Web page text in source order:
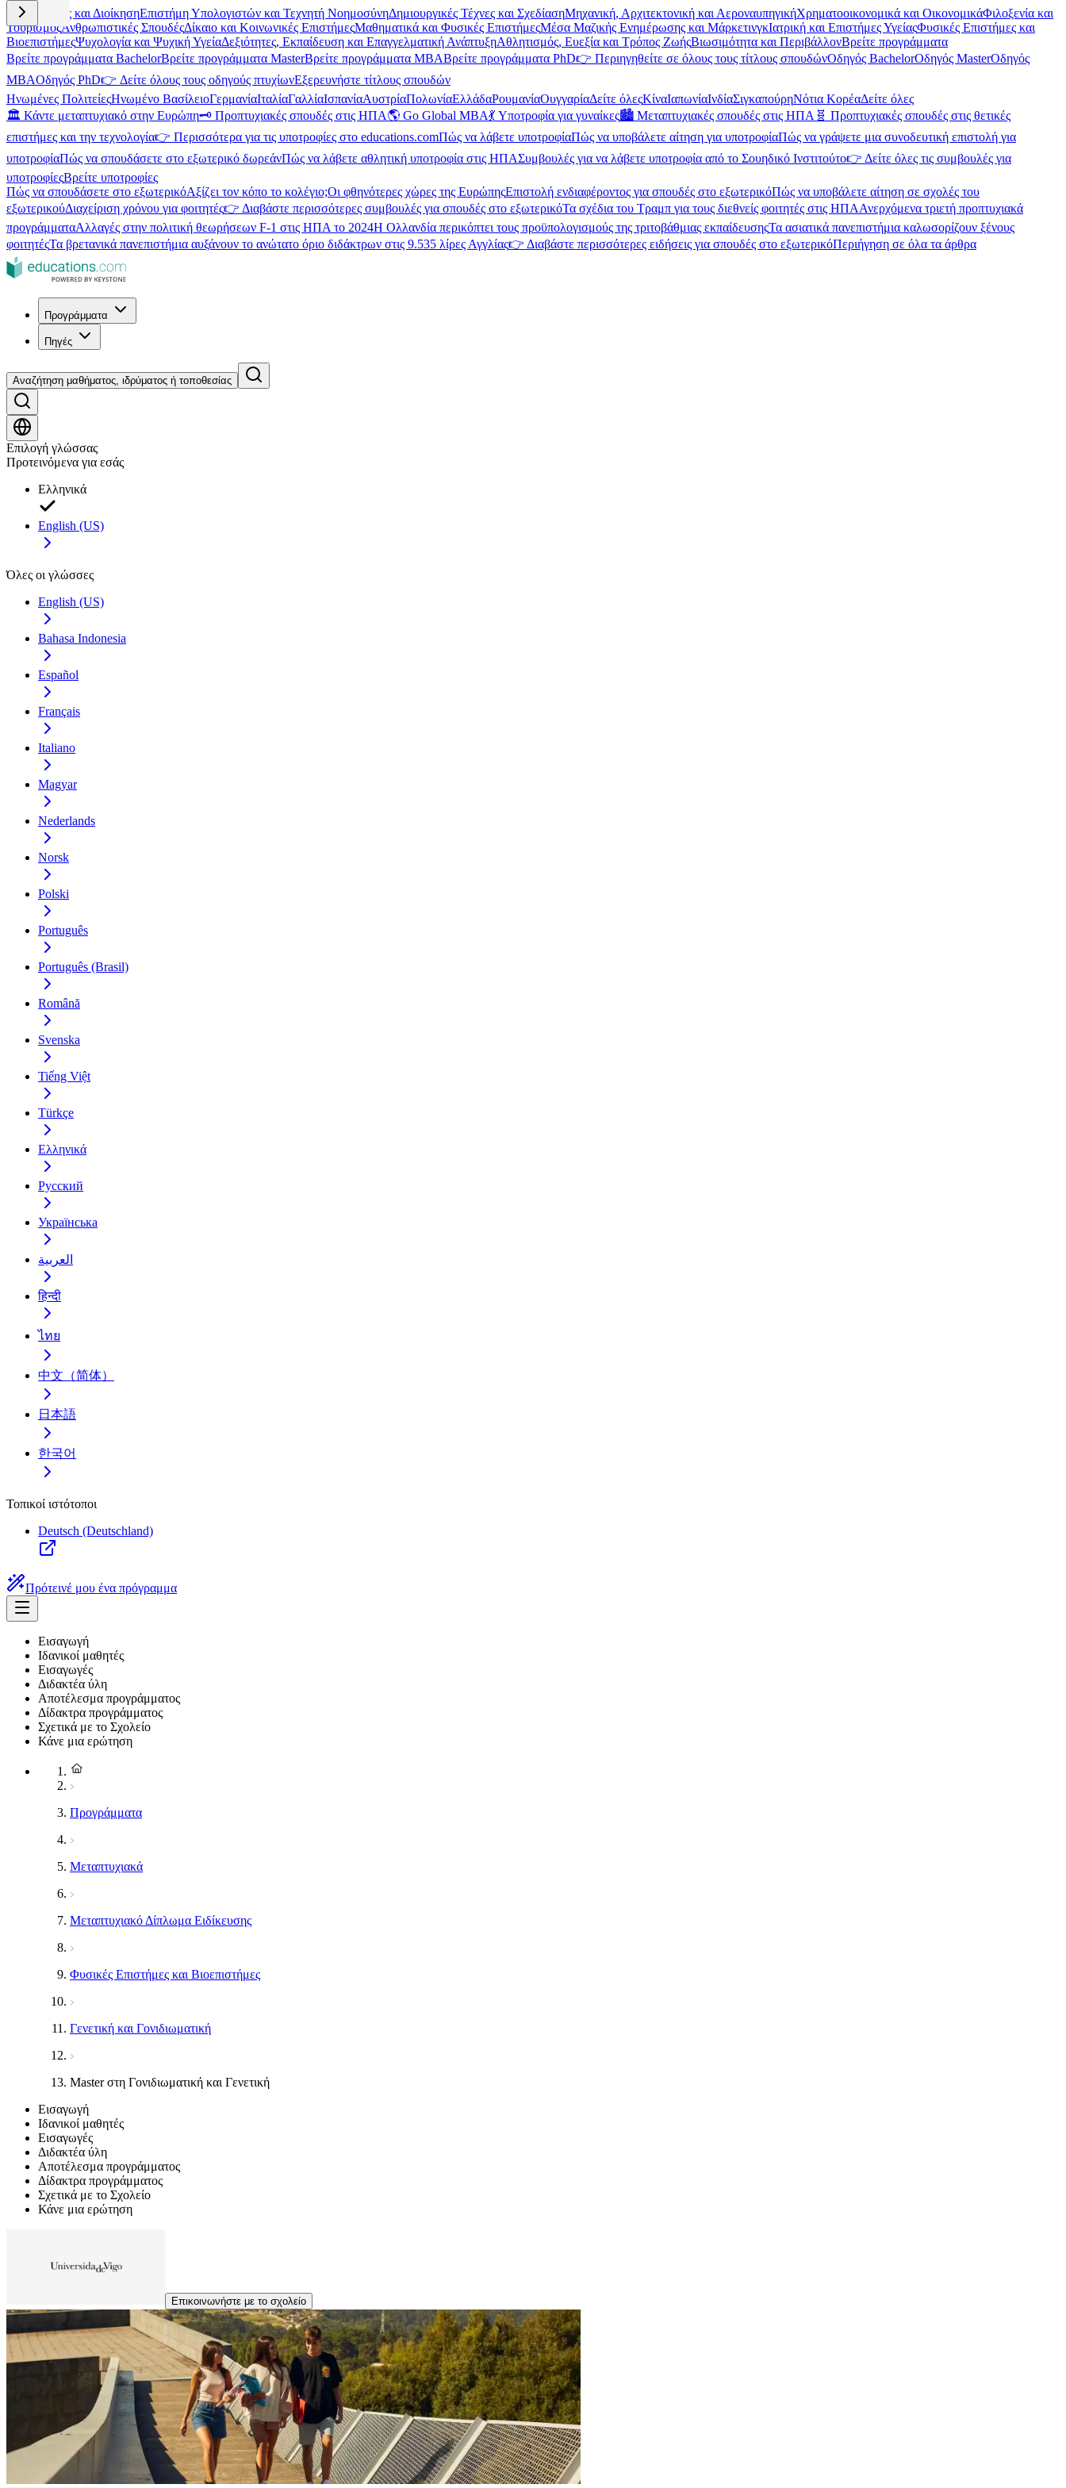
Επιχειρήσεις και ΔιοίκησηΕπιστήμη Υπολογιστών και Τεχνητή ΝοημοσύνηΔημιουργικές Τέχνες και ΣχεδίασηΜηχανική, Αρχιτεκτονική και ΑεροναυπηγικήΧρηματοοικονομικά και ΟικονομικάΦιλοξενία και
ΤουρισμόςΑνθρωπιστικές ΣπουδέςΔίκαιο και Κοινωνικές ΕπιστήμεςΜαθηματικά και Φυσικές ΕπιστήμεςΜέσα Μαζικής Ενημέρωσης και ΜάρκετινγκΙατρική και Επιστήμες ΥγείαςΦυσικές Επιστήμες και
ΒιοεπιστήμεςΨυχολογία και Ψυχική ΥγείαΔεξιότητες, Εκπαίδευση και Επαγγελματική ΑνάπτυξηΑθλητισμός, Ευεξία και Τρόπος ΖωήςΒιωσιμότητα και ΠεριβάλλονΒρείτε προγράμματα
Βρείτε προγράμματα BachelorΒρείτε προγράμματα MasterΒρείτε προγράμματα MBAΒρείτε προγράμματα PhD👉 Περιηγηθείτε σε όλους τους τίτλους σπουδώνΟδηγός BachelorΟδηγός MasterΟδηγός
MBAΟδηγός PhD👉 Δείτε όλους τους οδηγούς πτυχίωνΕξερευνήστε τίτλους σπουδών
Ηνωμένες ΠολιτείεςΗνωμένο ΒασίλειοΓερμανίαΙταλίαΓαλλίαΙσπανίαΑυστρίαΠολωνίαΕλλάδαΡουμανίαΟυγγαρίαΔείτε όλεςΚίναΙαπωνίαΙνδίαΣιγκαπούρηΝότια ΚορέαΔείτε όλες
🏛️ Κάντε μεταπτυχιακό στην Ευρώπη🗝️ Προπτυχιακές σπουδές στις ΗΠΑ🌎 Go Global MBA💃 Υποτροφία για γυναίκες🏙️ Μεταπτυχιακές σπουδές στις ΗΠΑ 🧬 Προπτυχιακές σπουδές στις θετικές
επιστήμες και την τεχνολογία👉 Περισσότερα για τις υποτροφίες στο educations.comΠώς να λάβετε υποτροφίαΠώς να υποβάλετε αίτηση για υποτροφίαΠώς να γράψετε μια συνοδευτική επιστολή για
υποτροφίαΠώς να σπουδάσετε στο εξωτερικό δωρεάνΠώς να λάβετε αθλητική υποτροφία στις ΗΠΑΣυμβουλές για να λάβετε υποτροφία από το Σουηδικό Ινστιτούτο👉 Δείτε όλες τις συμβουλές για
υποτροφίεςΒρείτε υποτροφίες
Πώς να σπουδάσετε στο εξωτερικόΑξίζει τον κόπο το κολέγιο;Οι φθηνότερες χώρες της ΕυρώπηςΕπιστολή ενδιαφέροντος για σπουδές στο εξωτερικόΠώς να υποβάλετε αίτηση σε σχολές του
εξωτερικούΔιαχείριση χρόνου για φοιτητές👉 Διαβάστε περισσότερες συμβουλές για σπουδές στο εξωτερικόΤα σχέδια του Τραμπ για τους διεθνείς φοιτητές στις ΗΠΑΑνερχόμενα τριετή προπτυχιακά
προγράμματαΑλλαγές στην πολιτική θεωρήσεων F-1 στις ΗΠΑ το 2024Η Ολλανδία περικόπτει τους προϋπολογισμούς της τριτοβάθμιας εκπαίδευσηςΤα ασιατικά πανεπιστήμια καλωσορίζουν ξένους
φοιτητέςΤα βρετανικά πανεπιστήμια αυξάνουν το ανώτατο όριο διδάκτρων στις 9.535 λίρες Αγγλίας👉 Διαβάστε περισσότερες ειδήσεις για σπουδές στο εξωτερικόΠεριήγηση σε όλα τα άρθρα
Προγράμματα
Πηγές
Αναζήτηση μαθήματος, ιδρύματος ή τοποθεσίας
Επιλογή γλώσσας
Προτεινόμενα για εσάς
Ελληνικά
English (US)
Όλες οι γλώσσες
English (US)
Bahasa Indonesia
Español
Français
Italiano
Magyar
Nederlands
Norsk
Polski
Português
Português (Brasil)
Română
Svenska
Tiếng Việt
Türkçe
Ελληνικά
Русский
Українська
العربية
हिन्दी
ไทย
中文（简体）
日本語
한국어
Τοπικοί ιστότοποι
Deutsch (Deutschland)
Πρότεινέ μου ένα πρόγραμμα
Εισαγωγή
Ιδανικοί μαθητές
Εισαγωγές
Διδακτέα ύλη
Αποτέλεσμα προγράμματος
Δίδακτρα προγράμματος
Σχετικά με το Σχολείο
Κάνε μια ερώτηση
Προγράμματα
Μεταπτυχιακά
Μεταπτυχιακό Δίπλωμα Ειδίκευσης
Φυσικές Επιστήμες και Βιοεπιστήμες
Γενετική και Γονιδιωματική
Master στη Γονιδιωματική και Γενετική
Εισαγωγή
Ιδανικοί μαθητές
Εισαγωγές
Διδακτέα ύλη
Αποτέλεσμα προγράμματος
Δίδακτρα προγράμματος
Σχετικά με το Σχολείο
Κάνε μια ερώτηση
Επικοινωνήστε με το σχολείο